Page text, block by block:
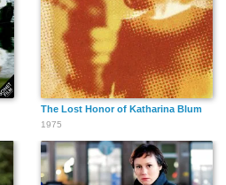
The Lost Honor of Katharina Blum
1975